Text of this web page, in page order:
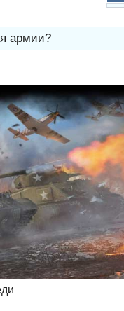
армии?